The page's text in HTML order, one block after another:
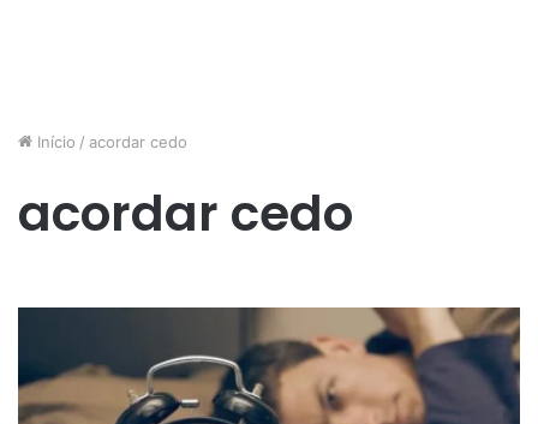
Início / acordar cedo
acordar cedo